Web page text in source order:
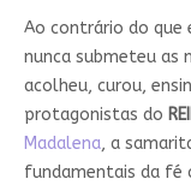
Ao contrário do que
nunca submeteu as
acolheu, curou,
protagonistas do
Madalena, a
fundamentais da fé